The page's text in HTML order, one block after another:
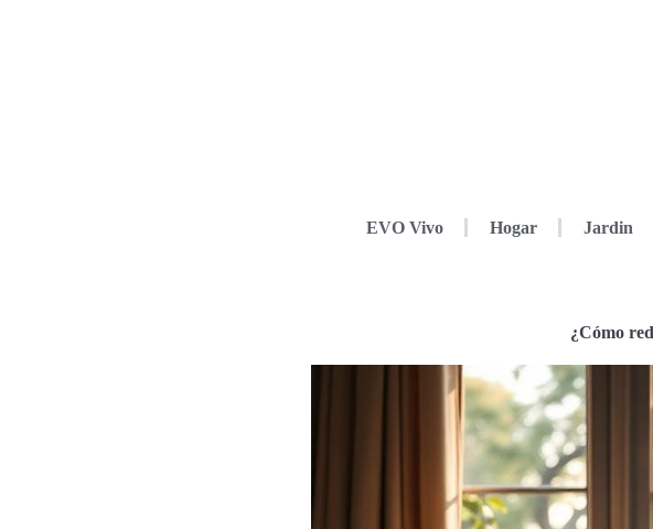
EVO Vivo Hogar Jardin
¿Cómo